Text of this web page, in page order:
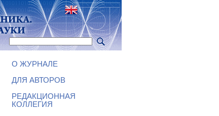
О ЖУРНАЛЕ
ДЛЯ АВТОРОВ
РЕДАКЦИОННАЯ
КОЛЛЕГИЯ